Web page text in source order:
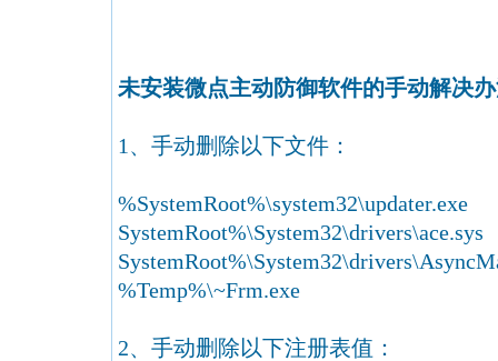
未安装微点主动防御软件的手动解决
1、手动删除以下文件：
%SystemRoot%\system32\updater.exe
SystemRoot%\System32\drivers\ace.sys
%Temp%\~Frm.exe
2、手动删除以下注册表值：